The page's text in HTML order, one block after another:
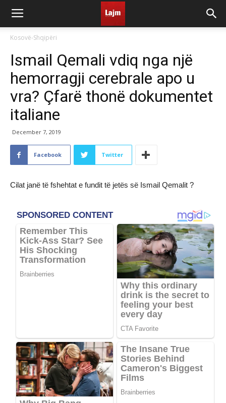
Kosovë-Shqipëri
Ismail Qemali vdiq nga një
hemorragji cerebrale apo u
vra? Çfarë thonë dokumentet
italiane
December 7, 2019
Facebook Twitter
Cilat janë të fshehtat e fundit të jetës së Ismail Qemalit ?